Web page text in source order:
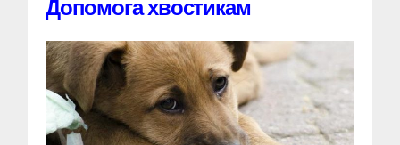
Допомога хвостикам